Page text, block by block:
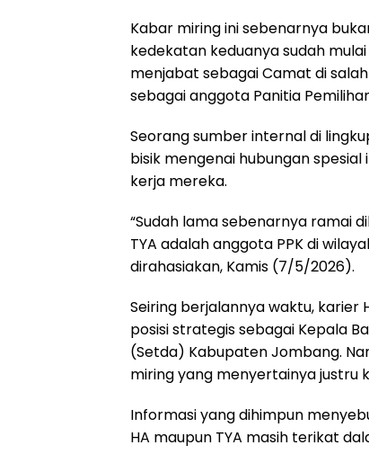
Kabar miring ini sebenarnya
kedekatan keduanya sudah
menjabat sebagai Camat di
sebagai anggota Panitia
Seorang sumber internal di
bisik mengenai hubungan
kerja mereka.
“Sudah lama sebenarnya ramai
TYA adalah anggota PPK di
dirahasiakan, Kamis (7/5/2026).
Seiring berjalannya waktu, karier
posisi strategis sebagai Kepala
(Setda) Kabupaten Jombang.
miring yang menyertainya justru
Informasi yang dihimpun
HA maupun TYA masih terikat